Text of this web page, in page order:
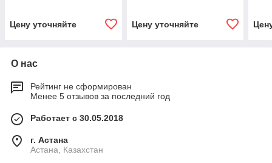
Цену уточняйте Цену уточняйте
О нас
Рейтинг не сформирован
Менее 5 отзывов за последний год
Работает с 30.05.2018
г. Астана
Астана, Казахстан